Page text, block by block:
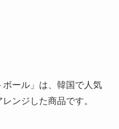
ボール」は、韓国で人気
ンジした商品です。